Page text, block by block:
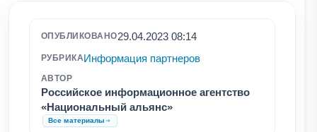
ОПУБЛИКОВАНО29.04.2023 08:14
РУБРИКАИнформация партнеров
АВТОР
Российское информационное агентство
«Национальный альянс»
Все материалы